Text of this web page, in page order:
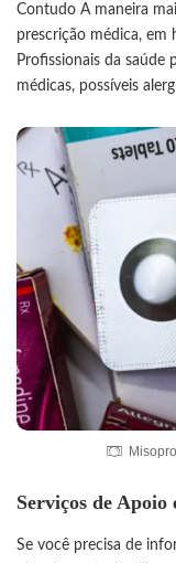
Contudo A maneira
prescrição médica, em
Profissionais da saúde
médicas, possíveis
Serviços de
Se você precisa de